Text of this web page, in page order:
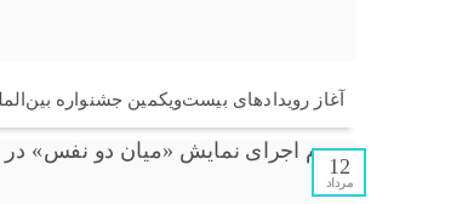
آغاز رویدادهای بیست‌ویکمین جشنواره
12
مرداد